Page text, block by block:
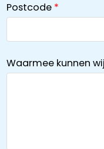
Postcode
Waarmee kunnen